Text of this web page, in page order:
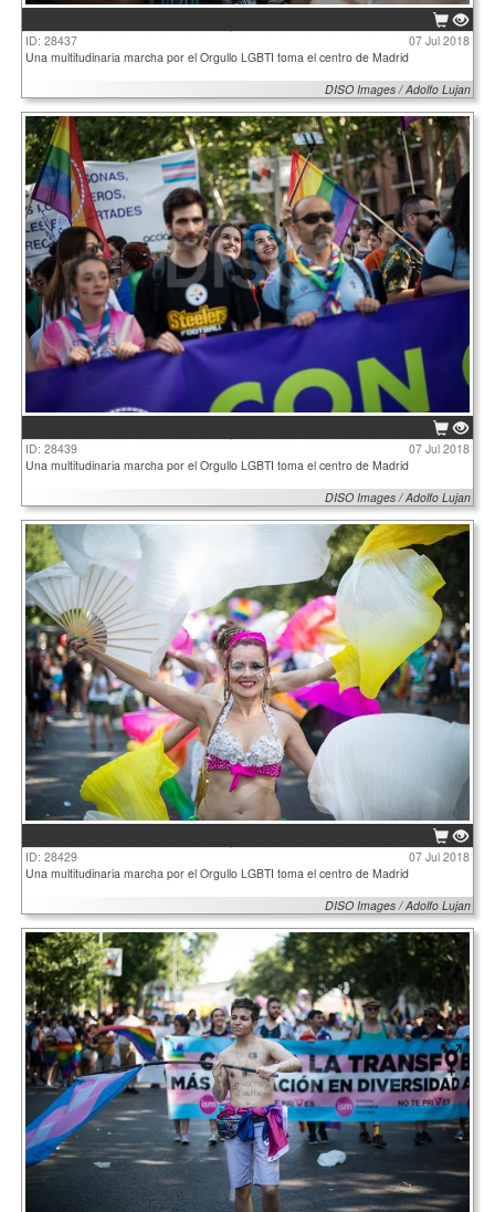
ID: 28437
07 Jul 2018
Una multitudinaria marcha por el Orgullo LGBTI toma el centro de Madrid
DISO Images / Adolfo Lujan
ID: 28439
07 Jul 2018
Una multitudinaria marcha por el Orgullo LGBTI toma el centro de Madrid
DISO Images / Adolfo Lujan
ID: 28429
07 Jul 2018
Una multitudinaria marcha por el Orgullo LGBTI toma el centro de Madrid
DISO Images / Adolfo Lujan